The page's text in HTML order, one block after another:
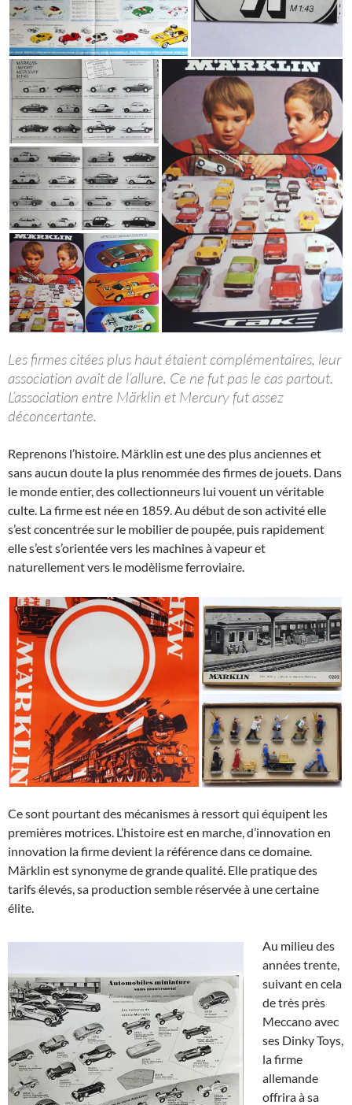
Les firmes citées plus haut étaient complémentaires, leur
association avait de l’allure. Ce ne fut pas le cas partout.
L’association entre Märklin et Mercury fut assez
déconcertante.
Reprenons l’histoire. Märklin est une des plus anciennes et
sans aucun doute la plus renommée des firmes de jouets. Dans
le monde entier, des collectionneurs lui vouent un véritable
culte. La firme est née en 1859. Au début de son activité elle
s’est concentrée sur le mobilier de poupée, puis rapidement
elle s’est s’orientée vers les machines à vapeur et
naturellement vers le modèlisme ferroviaire.
Ce sont pourtant des mécanismes à ressort qui équipent les
premières motrices. L’histoire est en marche, d’innovation en
innovation la firme devient la référence dans ce domaine.
Märklin est synonyme de grande qualité. Elle pratique des
tarifs élevés, sa production semble réservée à une certaine
élite.
Au milieu des
années trente,
suivant en cela
de très près
Meccano avec
ses Dinky Toys,
la firme
allemande
offrira à sa